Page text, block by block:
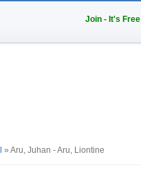
Join - It's Free
» Aru, Juhan - Aru, Liontine